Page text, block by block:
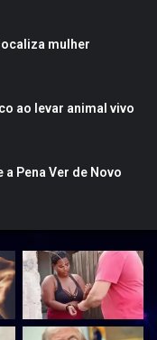
mulher
ao levar animal vivo
Pena Ver de Novo